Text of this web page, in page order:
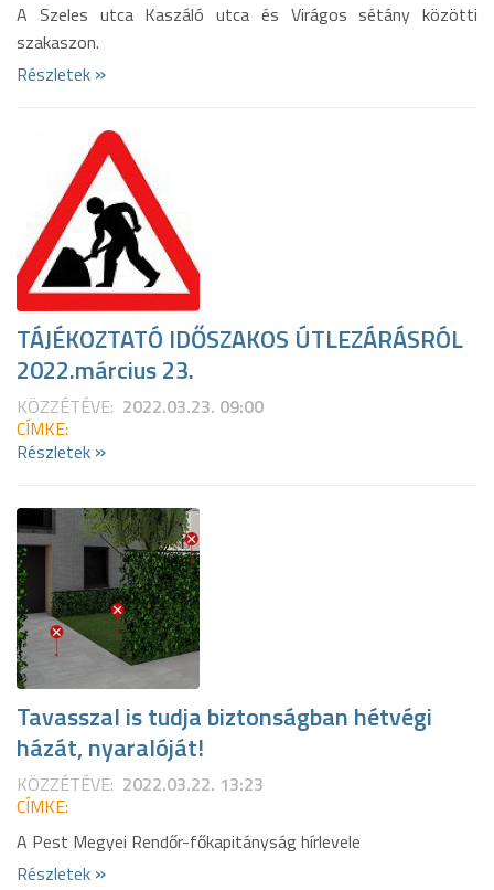
A Szeles utca Kaszáló utca és Virágos sétány közötti
szakaszon.
Részletek »
TÁJÉKOZTATÓ IDŐSZAKOS ÚTLEZÁRÁSRÓL
2022.március 23.
KÖZZÉTÉVE: 2022.03.23. 09:00
CÍMKE:
Részletek »
Tavasszal is tudja biztonságban hétvégi
házát, nyaralóját!
KÖZZÉTÉVE: 2022.03.22. 13:23
CÍMKE:
A Pest Megyei Rendőr-főkapitányság hírlevele
Részletek »